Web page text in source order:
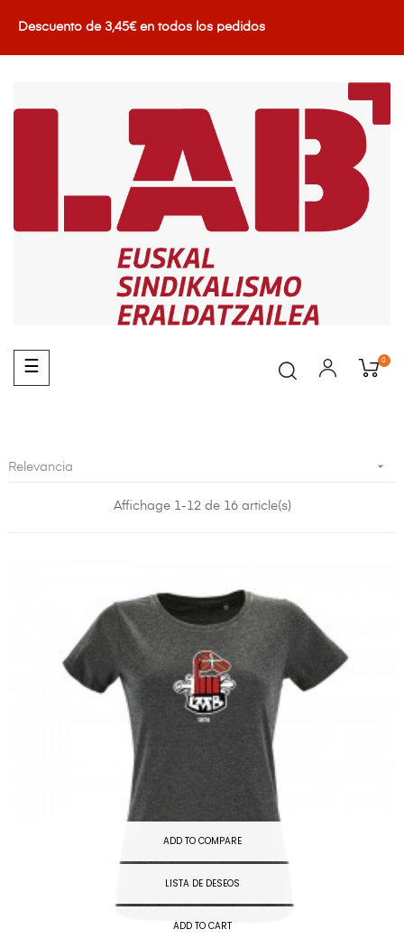
Descuento de 3,45€ en todos los pedidos
Navegación
de
☰ 0
Relevancia 
Affichage 1-12 de 16 article(s)
ADD TO COMPARE
LISTA DE DESEOS
ADD TO CART